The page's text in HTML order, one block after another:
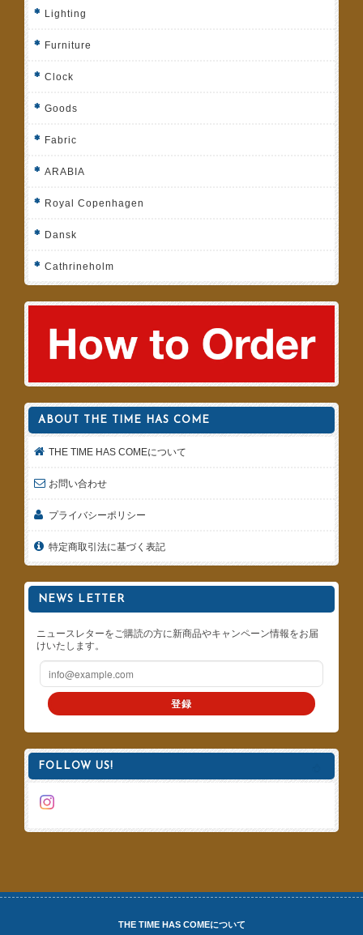
Lighting
Furniture
Clock
Goods
Fabric
ARABIA
Royal Copenhagen
Dansk
Cathrineholm
ABOUT THE TIME HAS COME
THE TIME HAS COMEについて
お問い合わせ
プライバシーポリシー
特定商取引法に基づく表記
NEWS LETTER
ニュースレターをご購読の方に新商品やキャンペーン情報をお届
けいたします。
登録
FOLLOW US!
THE TIME HAS COMEについて